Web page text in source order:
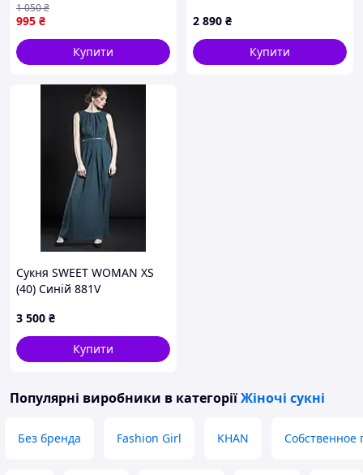
995 ₴
1 050₴
Купити
намистинами, круглим
вирізом, оборками знизу
2 890 ₴
Купити
Сукня SWEET WOMAN XS
(40) Синій 881V
3 500 ₴
Купити
Популярні виробники в категоріїЖіночі сукні
Без бренда Fashion Girl KHAN Собственное